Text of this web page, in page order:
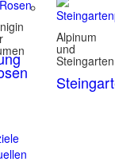
Alpinum
und
Steingarten